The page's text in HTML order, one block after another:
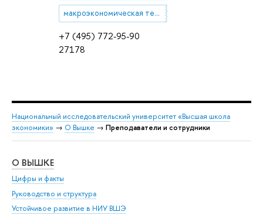
+7 (495) 772-95-90
27178
макроэкономическая теория открытой экономики
Национальный исследовательский университет «Высшая школа
экономики» → О Вышке → Преподаватели и сотрудники
О ВЫШКЕ
Цифры и факты
Руководство и структура
Устойчивое развитие в НИУ ВШЭ